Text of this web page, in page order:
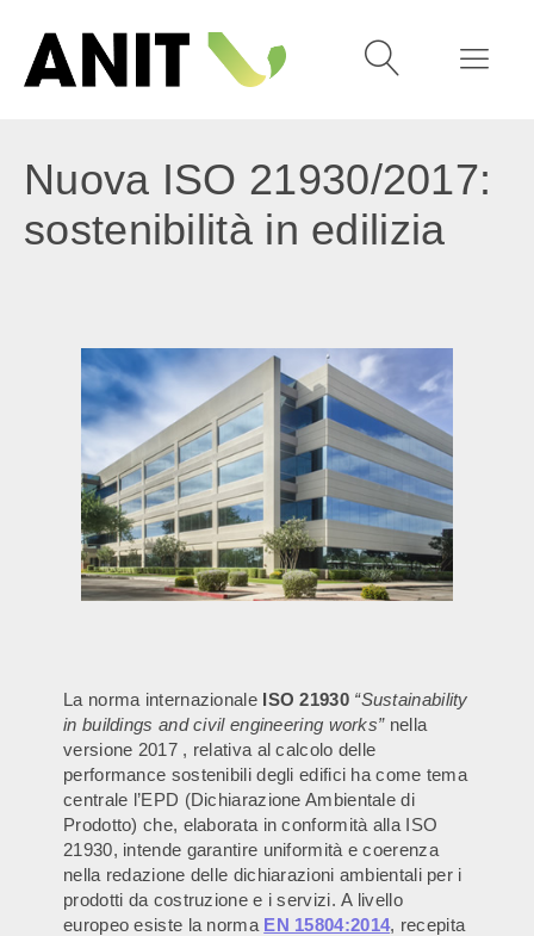
Nuova ISO 21930/2017:
sostenibilità in edilizia
La norma internazionale ISO 21930 “Sustainability
in buildings and civil engineering works”nella
versione 2017 , relativa al calcolo delle
performance sostenibili degli edifici ha come tema
centrale l’EPD (Dichiarazione Ambientale di
Prodotto) che, elaborata in conformità alla ISO
21930, intende garantire uniformità e coerenza
nella redazione delle dichiarazioni ambientali per i
prodotti da costruzione e i servizi.A livello
europeo esiste la norma EN 15804:2014, recepita